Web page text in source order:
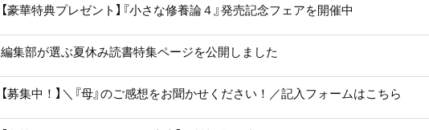
【豪華特典プレゼント】『小さな修養論４』発売記念フェアを開催中
編集部が選ぶ夏休み読書特集ページを公開しました
【募集中！】＼『母』のご感想をお聞かせください！／記入フォームはこちら